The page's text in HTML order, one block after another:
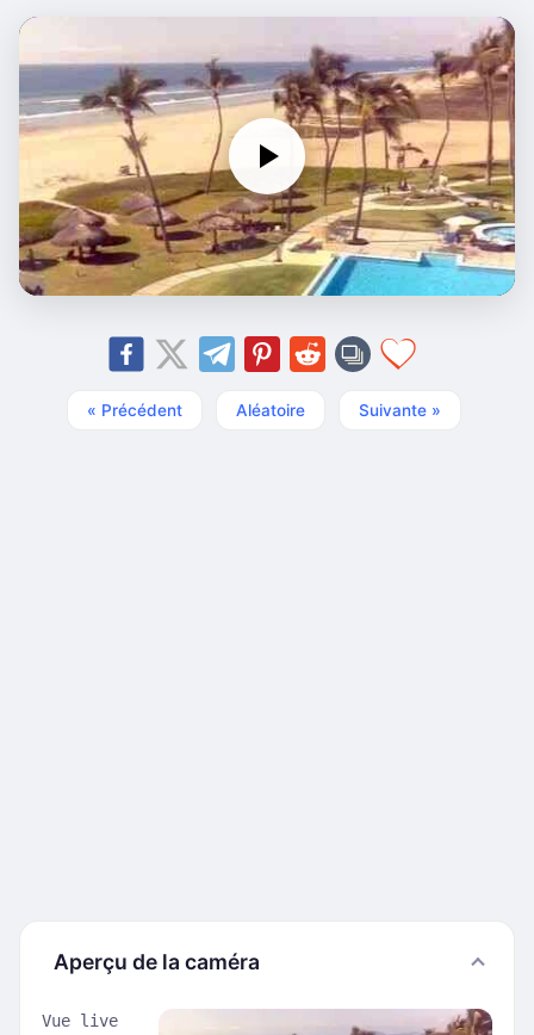
« Précédent Aléatoire Suivante »
Aperçu de la caméra
Vue live